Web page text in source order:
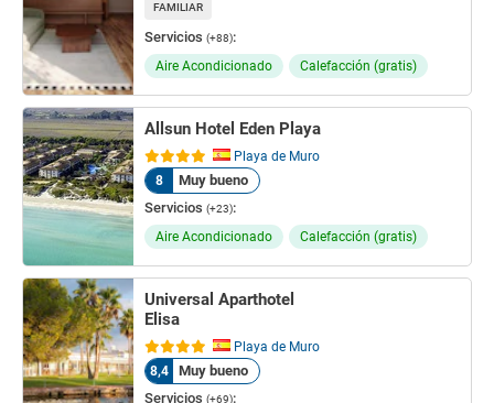
FAMILIAR
Servicios (+88):
Aire Acondicionado Calefacción (gratis)
Allsun Hotel Eden Playa
Playa de Muro
8
Muy bueno
Servicios (+23):
Aire Acondicionado Calefacción (gratis)
Universal Aparthotel
Elisa
Playa de Muro
8,4
Muy bueno
Servicios (+69):